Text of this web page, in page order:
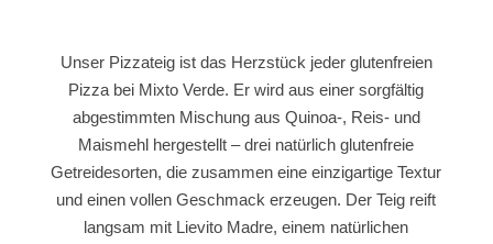
Unser Pizzateig ist das Herzstück jeder glutenfreien
Pizza bei Mixto Verde. Er wird aus einer sorgfältig
abgestimmten Mischung aus Quinoa-, Reis- und
Maismehl hergestellt – drei natürlich glutenfreie
Getreidesorten, die zusammen eine einzigartige Textur
und einen vollen Geschmack erzeugen. Der Teig reift
langsam mit Lievito Madre, einem natürlichen